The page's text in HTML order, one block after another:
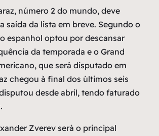
número 2 do mundo, deve
saída da lista em breve. Segundo o
espanhol optou por descansar
da temporada e o Grand
que será disputado em
chegou à final dos últimos seis
desde abril, tendo faturado
Zverev será o principal